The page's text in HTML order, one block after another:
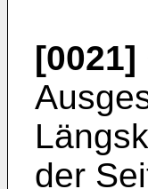
[0021]
der